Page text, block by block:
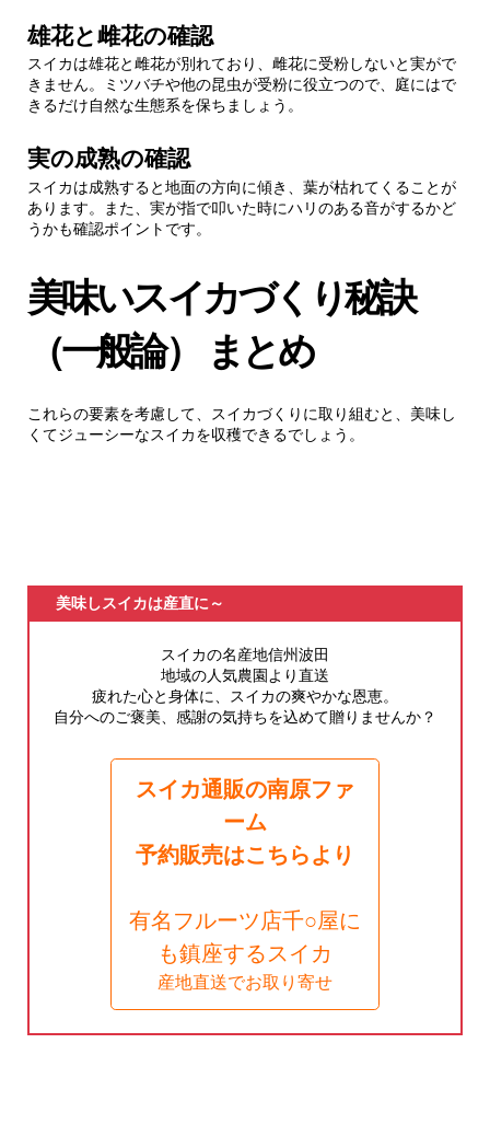
雄花と雌花の確認
スイカは雄花と雌花が別れており、雌花に受粉しないと実がで
きません。ミツバチや他の昆虫が受粉に役立つので、庭にはで
きるだけ自然な生態系を保ちましょう。
実の成熟の確認
スイカは成熟すると地面の方向に傾き、葉が枯れてくることが
あります。また、実が指で叩いた時にハリのある音がするかど
うかも確認ポイントです。
美味いスイカづくり秘訣
（一般論） まとめ
これらの要素を考慮して、スイカづくりに取り組むと、美味し
くてジューシーなスイカを収穫できるでしょう。
美味しスイカは産直に～
スイカの名産地信州波田
地域の人気農園より直送
疲れた心と身体に、スイカの爽やかな恩恵。
自分へのご褒美、感謝の気持ちを込めて贈りませんか？
スイカ通販の南原ファ
ーム
予約販売はこちらより
有名フルーツ店千○屋に
も鎮座するスイカ
産地直送でお取り寄せ